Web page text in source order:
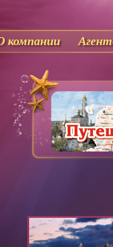
компании